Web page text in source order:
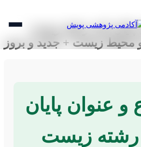
نامه رشته زیست
محیط زیست + جدید و بروز
عنوان پایان
رشته زیست